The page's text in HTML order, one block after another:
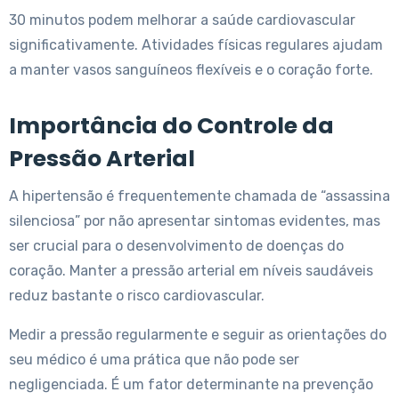
30 minutos podem melhorar a saúde cardiovascular
significativamente. Atividades físicas regulares ajudam
a manter vasos sanguíneos flexíveis e o coração forte.
Importância do Controle da
Pressão Arterial
A hipertensão é frequentemente chamada de “assassina
silenciosa” por não apresentar sintomas evidentes, mas
ser crucial para o desenvolvimento de doenças do
coração. Manter a pressão arterial em níveis saudáveis
reduz bastante o risco cardiovascular.
Medir a pressão regularmente e seguir as orientações do
seu médico é uma prática que não pode ser
negligenciada. É um fator determinante na prevenção